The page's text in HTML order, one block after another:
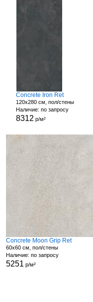
Concrete Iron Ret
120x280 см, пол/стены
Наличие: по запросу
8312 р/м²
Concrete Moon Grip Ret
60x60 см, пол/стены
Наличие: по запросу
5251 р/м²